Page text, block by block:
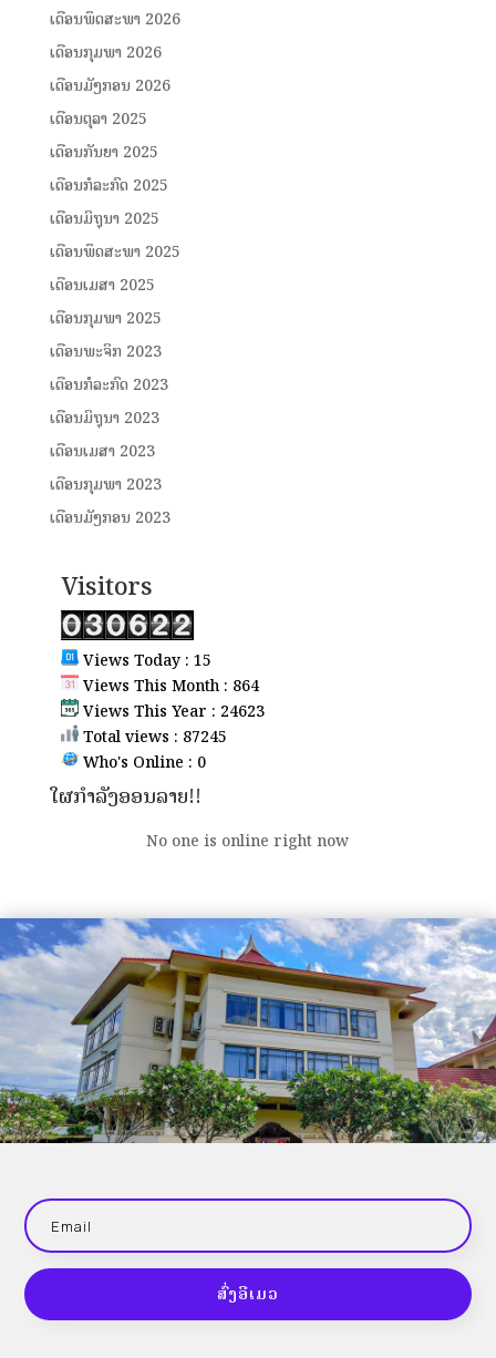
ເດືອນພຶດສະພາ 2026
ເດືອນກຸມພາ 2026
ເດືອນມັງກອນ 2026
ເດືອນຕຸລາ 2025
ເດືອນກັນຍາ 2025
ເດືອນກໍລະກົດ 2025
ເດືອນມິຖຸນາ 2025
ເດືອນພຶດສະພາ 2025
ເດືອນເມສາ 2025
ເດືອນກຸມພາ 2025
ເດືອນພະຈິກ 2023
ເດືອນກໍລະກົດ 2023
ເດືອນມິຖຸນາ 2023
ເດືອນເມສາ 2023
ເດືອນກຸມພາ 2023
ເດືອນມັງກອນ 2023
Visitors
Views Today : 15
Views This Month : 864
Views This Year : 24623
Total views : 87245
Who's Online : 0
ໃຜກຳລັງອອນລາຍ!!
No one is online right now
ສົ່ງອີເມວ